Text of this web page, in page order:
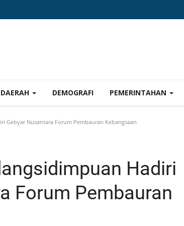
DEMOGRAFI PEMERINTAHAN
Gebyar Nusantara Forum Pembauran Kebangsaan
Hadiri
Forum Pembauran